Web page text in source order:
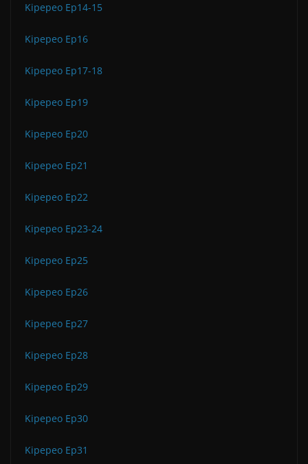
Kipepeo Ep14-15
Kipepeo Ep16
Kipepeo Ep17-18
Kipepeo Ep19
Kipepeo Ep20
Kipepeo Ep21
Kipepeo Ep22
Kipepeo Ep23-24
Kipepeo Ep25
Kipepeo Ep26
Kipepeo Ep27
Kipepeo Ep28
Kipepeo Ep29
Kipepeo Ep30
Kipepeo Ep31